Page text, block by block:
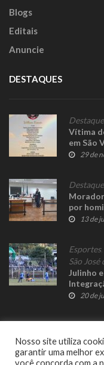
Blogs
Editais
Anuncie
DESTAQUES
Destaque
Vítima
em São
29 de
Destaque
por
13 de
Esportes,
São José
Julinho
20 de
Nosso site utiliza
garantir uma melhor
você concorda com a